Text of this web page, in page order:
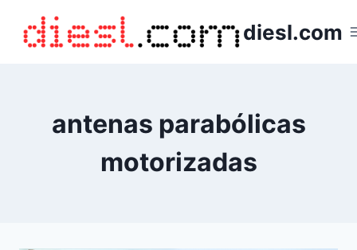
contenido
diesl.com
antenas parabólicas
motorizadas